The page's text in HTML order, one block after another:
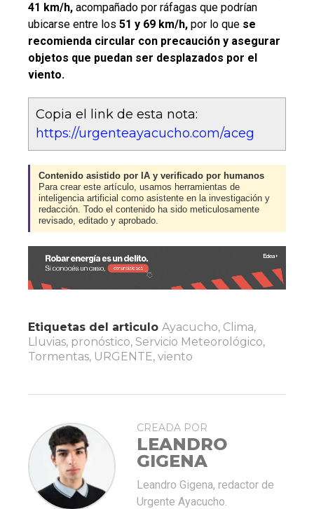
41 km/h, acompañado por ráfagas que podrían
ubicarse entre los 51 y 69 km/h, por lo que se
recomienda circular con precaución y asegurar
objetos que puedan ser desplazados por el
viento.
Copia el link de esta nota:
https://urgenteayacucho.com/aceg
Contenido asistido por IA y verificado por humanos
Para crear este artículo, usamos herramientas de
inteligencia artificial como asistente en la investigación y
redacción. Todo el contenido ha sido meticulosamente
revisado, editado y aprobado.
Etiquetas del articulo Ayacucho, Clima,
Lluvias, pronóstico, Servicio Meteorológico,
Tormentas, URGENTE, viento
CREADA POR
LEANDRO
GIGENA
Leandro Gigena, redactor de
Urgente Ayacucho.